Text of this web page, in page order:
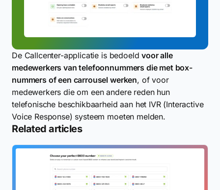
De Callcenter-applicatie is bedoeldvoor alle
medewerkers van telefoonnummers die met box-
nummers of een carrousel werken, of voor
medewerkers die om een andere reden hun
telefonische beschikbaarheid aan het IVR (Interactive
Voice Response) systeem moeten melden.
Related articles